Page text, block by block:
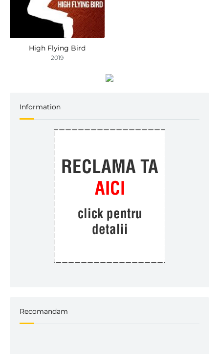
High Flying Bird
2019
Information
Recomandam